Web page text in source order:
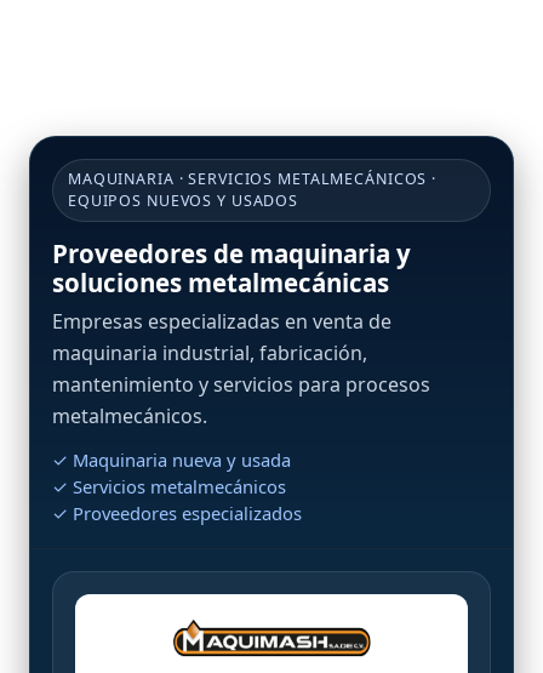
MAQUINARIA · SERVICIOS METALMECÁNICOS ·
EQUIPOS NUEVOS Y USADOS
Proveedores de maquinaria y
soluciones metalmecánicas
Empresas especializadas en venta de
maquinaria industrial, fabricación,
mantenimiento y servicios para procesos
metalmecánicos.
✓ Maquinaria nueva y usada
✓ Servicios metalmecánicos
✓ Proveedores especializados